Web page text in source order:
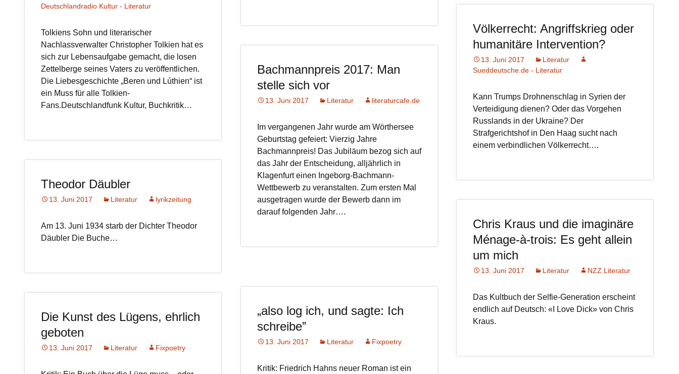
Deutschlandradio Kultur - Literatur
Tolkiens Sohn und literarischer
Nachlassverwalter Christopher Tolkien hat es
sich zur Lebensaufgabe gemacht, die losen
Zettelberge seines Vaters zu veröffentlichen.
Die Liebesgeschichte „Beren und Lúthien“ ist
ein Muss für alle Tolkien-
Fans.Deutschlandfunk Kultur, Buchkritik…
Völkerrecht: Angriffskrieg oder
humanitäre Intervention?
13. Juni 2017
Literatur
Sueddeutsche.de - Literatur
Kann Trumps Drohnenschlag in Syrien der
Verteidigung dienen? Oder das Vorgehen
Russlands in der Ukraine? Der
Strafgerichtshof in Den Haag sucht nach
einem verbindlichen Völkerrecht….
Bachmannpreis 2017: Man
stelle sich vor
13. Juni 2017 Literatur literaturcafe.de
Im vergangenen Jahr wurde am Wörthersee
Geburtstag gefeiert: Vierzig Jahre
Bachmannpreis! Das Jubiläum bezog sich auf
das Jahr der Entscheidung, alljährlich in
Klagenfurt einen Ingeborg-Bachmann-
Wettbewerb zu veranstalten. Zum ersten Mal
ausgetragen wurde der Bewerb dann im
darauf folgenden Jahr….
Theodor Däubler
13. Juni 2017 Literatur lyrikzeitung
Am 13. Juni 1934 starb der Dichter Theodor
Däubler Die Buche…
Chris Kraus und die imaginäre
Ménage-à-trois: Es geht allein
um mich
13. Juni 2017 Literatur NZZ Literatur
Das Kultbuch der Selfie-Generation erscheint
endlich auf Deutsch: «I Love Dick» von Chris
Kraus.
„also log ich, und sagte: Ich
schreibe”
13. Juni 2017 Literatur Fixpoetry
Kritik: Friedrich Hahns neuer Roman ist ein
Die Kunst des Lügens, ehrlich
geboten
13. Juni 2017 Literatur Fixpoetry